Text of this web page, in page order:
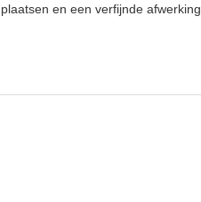
en een verfijnde afwerking.